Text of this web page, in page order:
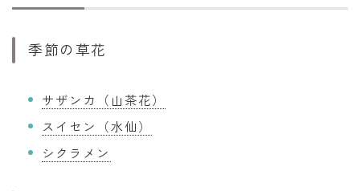
季節の草花
サザンカ（山茶花）
スイセン（水仙）
シクラメン